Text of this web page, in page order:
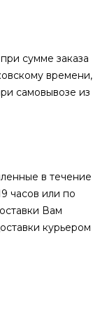
сумме заказа
времени,
самовывозе из
в течение
часов или по
Вам
курьером